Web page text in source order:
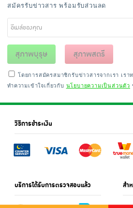
สมัครรับข่าวสาร พร้อมรับส่วนลด
สุภาพบุรุษ สุภาพสตรี
โดยการสมัครสมาชิกรับข่าวสารจากเรา เร
ทำความเข้าใจเกี่ยวกับ นโยบายความเป็นส่วนตัว
วิธีการชำระเงิน
บริการได้รับการตรวจสอบแล้ว สำ